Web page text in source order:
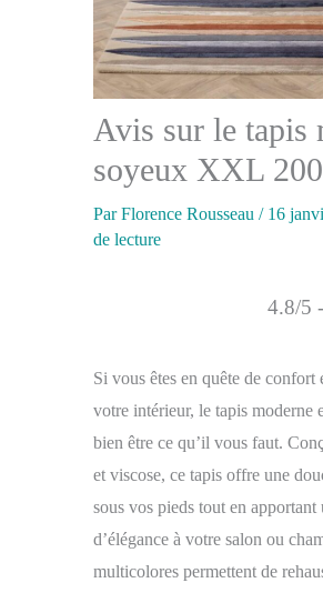
Avis sur le tapis
soyeux XXL
ParFlorence Rousseau / 16
de lecture
4.8/5
Si vous êtes en quête de confort
votre intérieur, le tapis moderne
bien être ce qu’il vous faut.
et viscose, ce tapis offre une
sous vos pieds tout en apportant
d’élégance à votre salon ou
multicolores permettent de